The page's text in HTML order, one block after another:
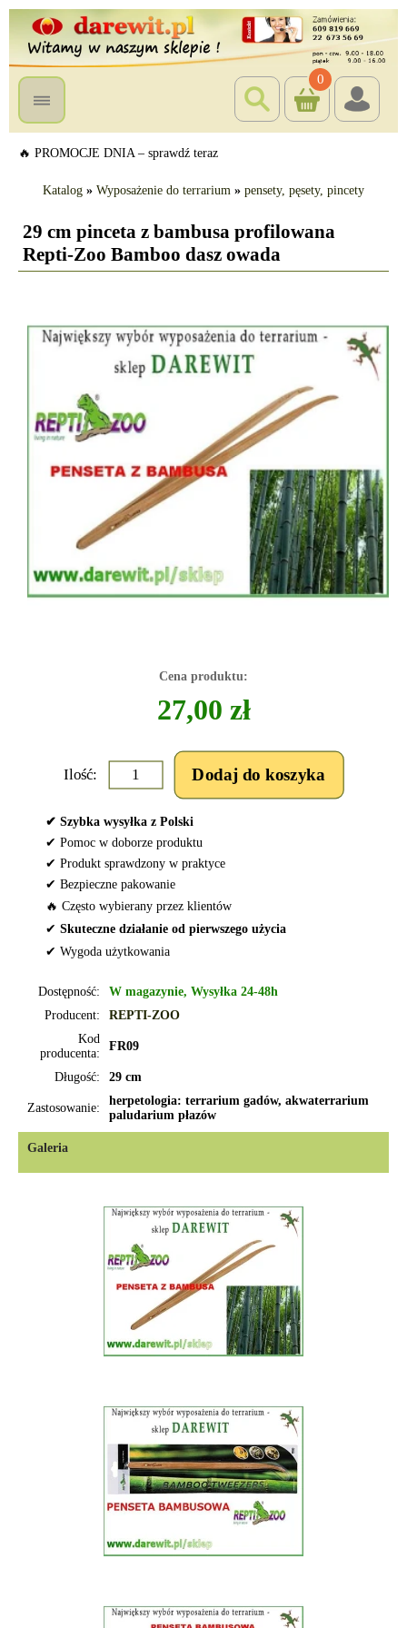
0
🔥 PROMOCJE DNIA – sprawdź teraz
Katalog » Wyposażenie do terrarium » pensety, pęsety, pincety
29 cm pinceta z bambusa profilowana
Repti-Zoo Bamboo dasz owada
Cena produktu:
27,00 zł
Ilość:
✔ Szybka wysyłka z Polski
✔ Pomoc w doborze produktu
✔ Produkt sprawdzony w praktyce
✔ Bezpieczne pakowanie
🔥 Często wybierany przez klientów
✔ Skuteczne działanie od pierwszego użycia
✔ Wygoda użytkowania
Dostępność:
W magazynie, Wysyłka 24-48h
Producent:
REPTI-ZOO
Kod
producenta:
FR09
Długość: 29 cm
Zastosowanie:
herpetologia: terrarium gadów, akwaterrarium
paludarium płazów
Galeria